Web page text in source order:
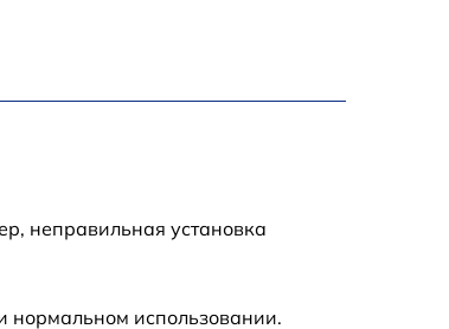
неправильная установка
нормальном использовании.